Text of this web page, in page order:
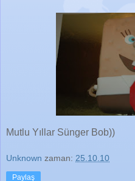
Mutlu Yıllar Sünger Bob))
Unknown zaman: 25.10.10
Paylaş